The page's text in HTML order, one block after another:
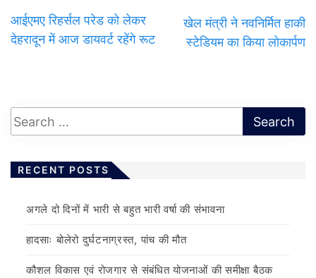
आईएमए रिहर्सल परेड को लेकर
देहरादून में आज डायवर्ट रहेंगे रूट
खेल मंत्री ने नवनिर्मित हाकी
स्टेडियम का किया लोकार्पण
RECENT POSTS
अगले दो दिनों में भारी से बहुत भारी वर्षा की संभावना
हादसाः बोलेरो दुर्घटनाग्रस्त, पांच की मौत
कौशल विकास एवं रोजगार से संबंधित योजनाओं की समीक्षा बैठक